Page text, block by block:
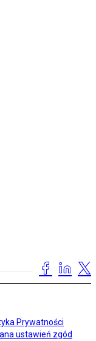
Prywatności
ustawień zgód